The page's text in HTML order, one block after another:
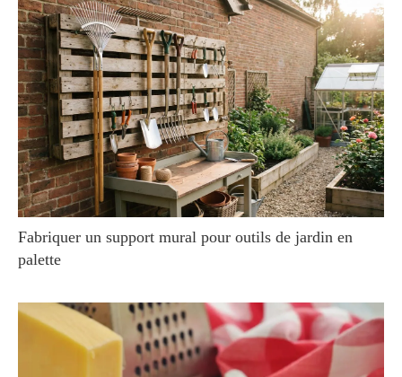
Fabriquer un support mural pour outils de jardin en
palette